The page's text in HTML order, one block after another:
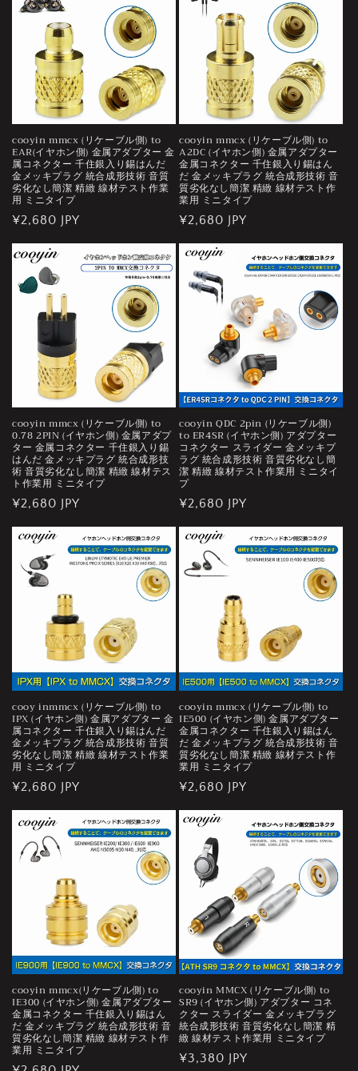
cooyin mmcx (リケーブル側) to
EAR(イヤホン側) 金属アダプター 金
属コネクター 千住銀入り錫はんだ
金メッキプラグ 統合成形技術 音質
劣化なし簡潔 精緻 線材テスト作業
用 ミニタイプ
通
価
格
¥2,680 JPY
cooyin mmcx (リケーブル側) to
A2DC (イヤホン側) 金属アダプター
金属コネクター 千住銀入り錫はん
だ 金メッキプラグ 統合成形技術 音
質劣化なし簡潔 精緻 線材テスト作
業用 ミニタイプ
通
価
格
¥2,680 JPY
cooyin mmcx (リケーブル側) to
0.78 2PIN (イヤホン側) 金属アダプ
ター 金属コネクター 千住銀入り錫
はんだ 金メッキプラグ 統合成形技
術 音質劣化なし簡潔 精緻 線材テス
ト作業用 ミニタイプ
通
価
格
¥2,680 JPY
cooyin QDC 2pin (リケーブル側)
to ER4SR (イヤホン側) アダプター
コネクター スライダー 金メッキプ
ラグ 統合成形技術 音質劣化なし簡
潔 精緻 線材テスト作業用 ミニタイ
プ
通
価
格
¥2,680 JPY
cooy inmmcx (リケーブル側) to
IPX (イヤホン側) 金属アダプター 金
属コネクター 千住銀入り錫はんだ
金メッキプラグ 統合成形技術 音質
劣化なし簡潔 精緻 線材テスト作業
用 ミニタイプ
通
価
格
¥2,680 JPY
cooyin mmcx (リケーブル側) to
IE500 (イヤホン側) 金属アダプター
金属コネクター 千住銀入り錫はん
だ 金メッキプラグ 統合成形技術 音
質劣化なし簡潔 精緻 線材テスト作
業用 ミニタイプ
通
価
¥2,680 JPY
cooyin mmcx(リケーブル側) to
IE300 (イヤホン側) 金属アダプター
金属コネクター 千住銀入り錫はん
だ 金メッキプラグ 統合成形技術 音
質劣化なし簡潔 精緻 線材テスト作
業用 ミニタイプ
cooyin MMCX (リケーブル側) to
SR9 (イヤホン側) アダプター コネ
クター スライダー 金メッキプラグ
統合成形技術 音質劣化なし簡潔 精
緻 線材テスト作業用 ミニタイプ
通
¥3,380 JPY